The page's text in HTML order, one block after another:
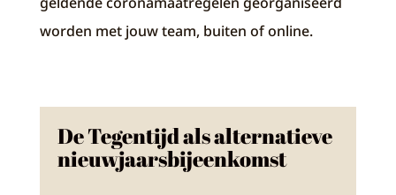
worden met jouw team, buiten of online.
De Tegentijd als alternatieve
nieuwjaarsbijeenkomst